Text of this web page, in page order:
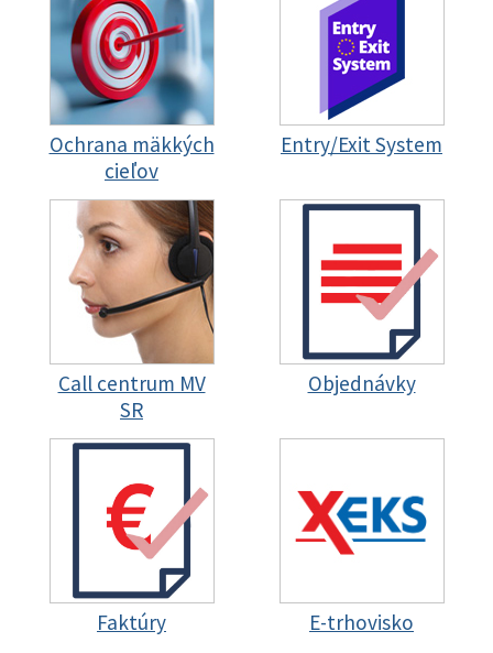
Ochrana mäkkých
cieľov
Entry/Exit System
Call centrum MV
SR
Objednávky
Faktúry E-trhovisko